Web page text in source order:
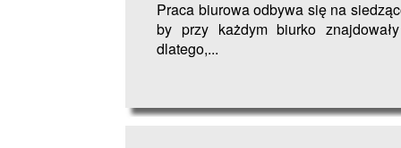
Praca biurowa odbywa się na
by przy każdym biurko
dlatego,...